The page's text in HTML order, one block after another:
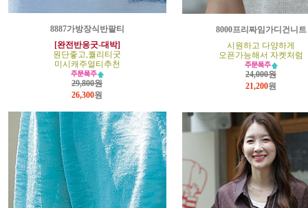
8887가방장식반팔티
[완전반응굿-대박]
원단좋고,퀄리티굿
미시캐주얼티추천
29,800원
26,300원
8000프리짜임가디건니트
시원하고 다양하게
오픈가능해서 자켓처럼
24,000원
21,200원